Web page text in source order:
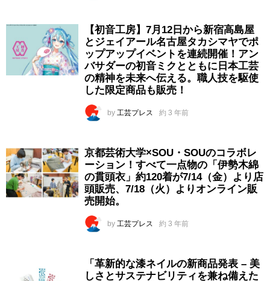
【初音工房】7月12日から新宿高島屋
とジェイアール名古屋タカシマヤでポ
ップアップイベントを連続開催！アン
バサダーの初音ミクとともに日本工芸
の精神を未来へ伝える。職人技を駆使
した限定商品も販売！
by 工芸プレス 約 3 年前
京都芸術大学×SOU・SOUのコラボレ
ーション！すべて一点物の「伊勢木綿
の貫頭衣」約120着が7/14（金）より店
頭販売、7/18（火）よりオンライン販
売開始。
by 工芸プレス 約 3 年前
「革新的な漆ネイルの新商品発表 – 美
しさとサステナビリティを兼ね備えた